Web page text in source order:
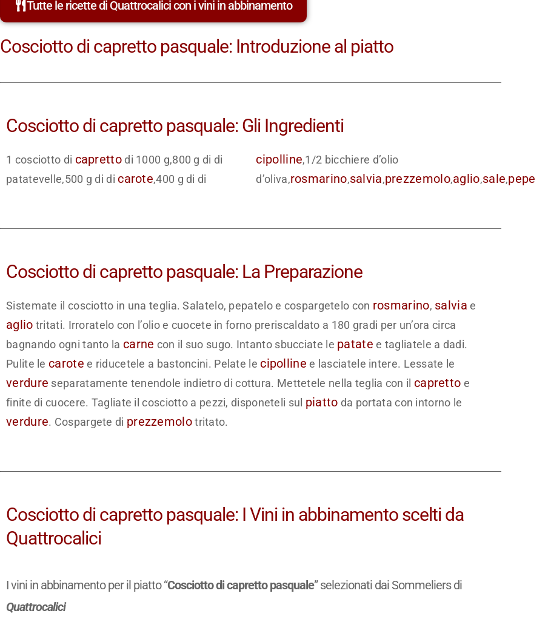
Tutte le ricette di Quattrocalici con i vini in abbinamento
Cosciotto di capretto pasquale: Introduzione al piatto
Cosciotto di capretto pasquale: Gli Ingredienti
1 cosciotto di caprettodi 1000 g,800 g di di
patatevelle,500 g di di carote,400 g di di
cipolline,1/2 bicchiere d’olio
d’oliva,rosmarino,salvia,prezzemolo,aglio,sale,pepe
Cosciotto di capretto pasquale: La Preparazione
Sistemate il cosciotto in una teglia. Salatelo, pepatelo e cospargetelo con rosmarino, salvia e
aglio tritati. Irroratelo con l’olio e cuocete in forno preriscaldato a 180 gradi per un’ora circa
bagnando ogni tanto la carne con il suo sugo. Intanto sbucciate le patate e tagliatele a dadi.
Pulite le carote e riducetele a bastoncini. Pelate le cipolline e lasciatele intere. Lessate le
verdure separatamente tenendole indietro di cottura. Mettetele nella teglia con il capretto e
finite di cuocere. Tagliate il cosciotto a pezzi, disponeteli sul piatto da portata con intorno le
verdure. Cospargete di prezzemolotritato.
Cosciotto di capretto pasquale: I Vini in abbinamento scelti da
Quattrocalici
I vini in abbinamento per il piatto “Cosciotto di capretto pasquale” selezionati dai Sommeliers di
Quattrocalici